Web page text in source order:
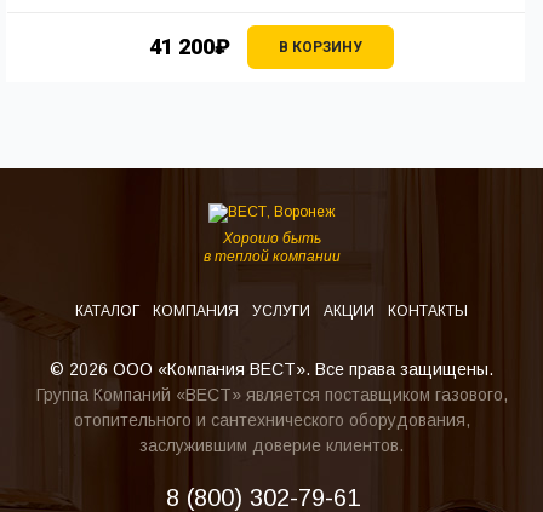
41 200₽ В КОРЗИНУ
Хорошо быть
в теплой компании
КАТАЛОГ КОМПАНИЯ УСЛУГИ АКЦИИ КОНТАКТЫ
© 2026 ООО «Компания ВЕСТ». Все права защищены.
Группа Компаний «ВЕСТ» является поставщиком газового,
отопительного и сантехнического оборудования,
заслужившим доверие клиентов.
8 (800) 302-79-61